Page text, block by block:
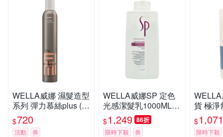
WELLA威娜 濕髮造型
系列 彈力慕絲plus (原
彈力塑型慕絲) 500ml
公司貨
$720
活動 券
WELLA威娜SP 定色
光感潔髮乳1000ML
(原3D炫色潔髮乳)卓
冠公司貨
$1,249 86折
限時下殺 券
貨 極淨
00ML
$1,071
限時下殺